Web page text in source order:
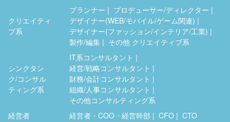
クリエイティ
ブ系
プランナー
プロデューサー/ディレクター
デザイナー(WEB/モバイル/ゲーム関連)
デザイナー(ファッション/インテリア/工業)
製作/編集
その他 クリエイティブ系
シンクタン
ク/コンサル
ティング系
IT系コンサルタント
経営/戦略コンサルタント
財務/会計コンサルタント
組織/人事コンサルタント
その他コンサルティング系
経営者
経営者・COO・経営幹部 CFO
CTO